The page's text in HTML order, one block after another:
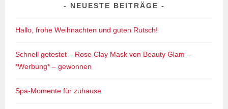
NEUESTE BEITRÄGE
Hallo, frohe Weihnachten und guten Rutsch!
Schnell getestet – Rose Clay Mask von Beauty Glam –
*Werbung* – gewonnen
Spa-Momente für zuhause